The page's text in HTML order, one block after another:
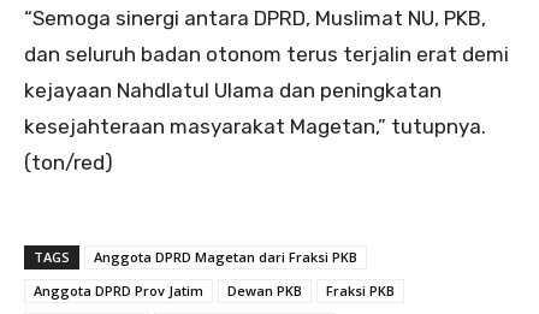
“Semoga sinergi antara DPRD, Muslimat NU, PKB,
dan seluruh badan otonom terus terjalin erat demi
kejayaan Nahdlatul Ulama dan peningkatan
kesejahteraan masyarakat Magetan,” tutupnya.
(ton/red)
TAGS
Anggota DPRD Magetan dari Fraksi PKB
Anggota DPRD Prov Jatim
Dewan PKB
Fraksi PKB